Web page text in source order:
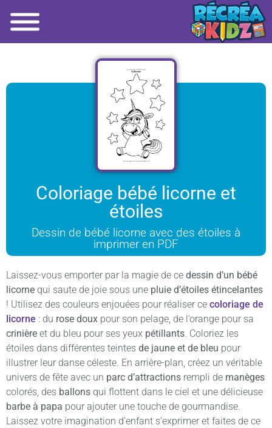
Coloriage bébé licorne et
étoiles
Dessin de bébé licorne avec des étoiles à
imprimer en PDF
Laissez-vous emporter par la magie de ce dessin d’un bébé
licorne qui saute de joie sous une pluie d’étoiles étincelantes
! Utilisez des couleurs enjouées pour réaliser ce coloriage de
licorne : du rose doux pour son pelage, de l’orange pour sa
crinière et du bleu pour ses yeux pétillants. Coloriez les
étoiles dans différentes teintes de jaune et de bleu pour
illustrer leur danse céleste. En arrière-plan, créez un véritable
univers de fête avec un parc d’attractions rempli de manèges
colorés, des ballons qui flottent dans le ciel et une délicieuse
barbe à papa pour ajouter une touche de gourmandise.
Laissez votre imagination d’enfant s’exprimer et faites de ce